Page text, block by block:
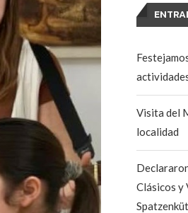
Visita del
localidad
Clásicos y